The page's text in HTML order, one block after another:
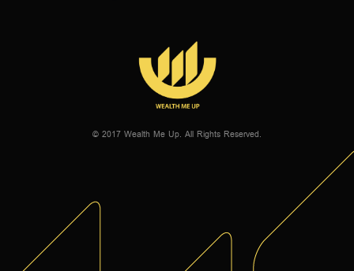
© 2017 Wealth Me Up. All Rights Reserved.